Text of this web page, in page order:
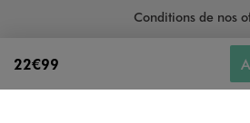
22€99
Conditions de nos
Conditions générales
Politique de protection